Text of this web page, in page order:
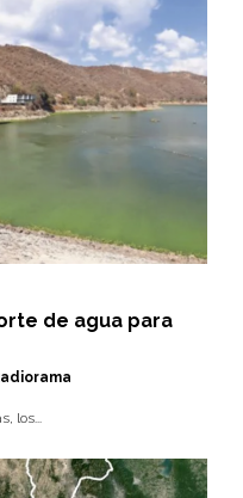
de agua para
los...